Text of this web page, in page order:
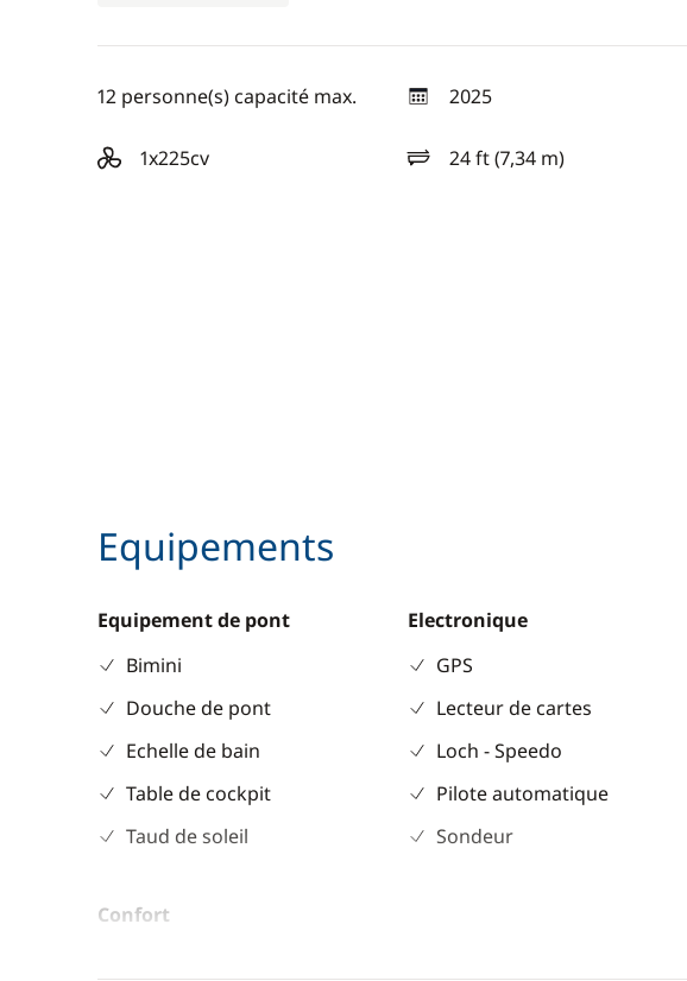
12 personne(s) capacité max. 2025
année
1x225cv
motorisation 24 ft (7,34 m)
longueur
Equipements
Equipement de pont
Bimini
Douche de pont
Echelle de bain
Table de cockpit
Taud de soleil
Electronique
GPS
Lecteur de cartes
Loch - Speedo
Pilote automatique
Sondeur
Confort